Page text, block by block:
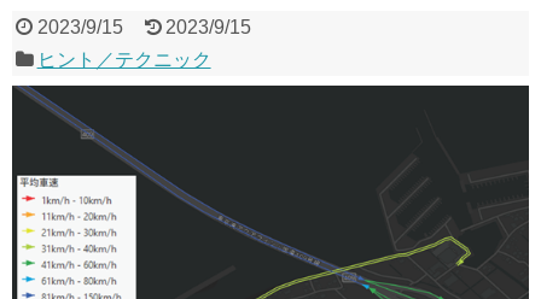
2023/9/15
2023/9/15
ヒント／テクニック